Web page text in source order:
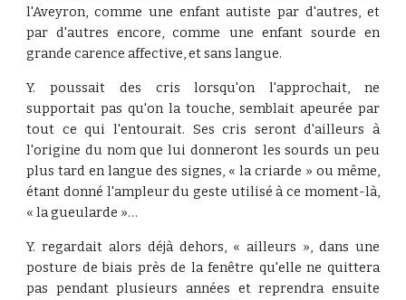
l'Aveyron, comme une enfant autiste par d'autres, et
par d'autres encore, comme une enfant sourde en
grande carence affective, et sans langue.
Y. poussait des cris lorsqu'on l'approchait, ne
supportait pas qu'on la touche, semblait apeurée par
tout ce qui l'entourait. Ses cris seront d'ailleurs à
l'origine du nom que lui donneront les sourds un peu
plus tard en langue des signes, « la criarde » ou même,
étant donné l'ampleur du geste utilisé à ce moment-là,
« la gueularde »…
Y. regardait alors déjà dehors, « ailleurs », dans une
posture de biais près de la fenêtre qu'elle ne quittera
pas pendant plusieurs années et reprendra ensuite